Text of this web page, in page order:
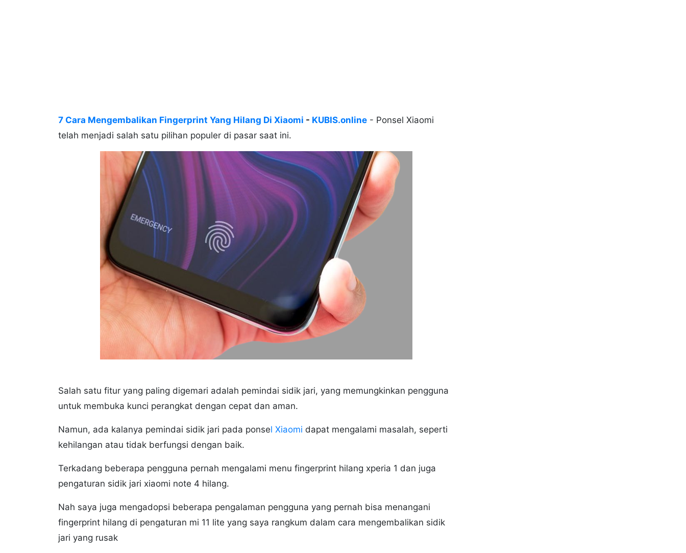
7 Cara Mengembalikan Fingerprint Yang Hilang Di Xiaomi - KUBIS.online - Ponsel Xiaomi
telah menjadi salah satu pilihan populer di pasar saat ini.
Salah satu fitur yang paling digemari adalah pemindai sidik jari, yang memungkinkan pengguna
untuk membuka kunci perangkat dengan cepat dan aman.
Namun, ada kalanya pemindai sidik jari pada ponsel Xiaomi dapat mengalami masalah, seperti
kehilangan atau tidak berfungsi dengan baik.
Terkadang beberapa pengguna pernah mengalami menu fingerprint hilang xperia 1 dan juga
pengaturan sidik jari xiaomi note 4 hilang.
Nah saya juga mengadopsi beberapa pengalaman pengguna yang pernah bisa menangani
fingerprint hilang di pengaturan mi 11 lite yang saya rangkum dalam cara mengembalikan sidik
jari yang rusak